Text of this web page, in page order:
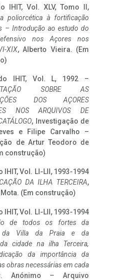
IHIT, Vol. XLV, Tomo II,
poliorcética à fortificação
– Introdução ao estudo do
nos Açores nos
XIX, Alberto Vieira. (Em
IHIT, Vol. L, 1992 –
SOBRE AS
DOS AÇORES
NOS ARQUIVOS DE
, Investigação de
e Filipe Carvalho –
de Artur Teodoro de
construção)
IHIT, Vol. LI-LII, 1993-1994
DA ILHA TERCEIRA,
(Em construção)
IHIT, Vol. LI-LII, 1993-1994
de todos os fortes da
da Villa da Praia e da
cidade na ilha Terceira,
da importância da
obras necessárias em cada
. Anónimo – Arquivo